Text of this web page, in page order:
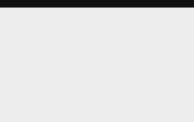
Каштановый